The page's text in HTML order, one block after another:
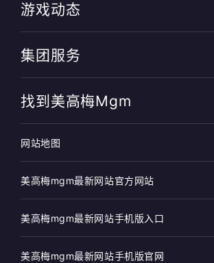
游戏动态
集团服务
找到美高梅mgm
网站地图
美高梅mgm最新网站官方网站
美高梅mgm最新网站手机版入口
美高梅mgm最新网站手机版官网